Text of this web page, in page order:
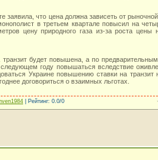
заявила, что цена должна зависеть от
в третьем квартале повысил на
цену природного газа из-за роста цены
будет повышена, а по
году повышаться вследствие
Украине повышению ставки на транзит
договориться о взаимных льготах.
Рейтинг: 0.0/0